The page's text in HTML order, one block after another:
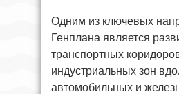
Одним из ключевых
Генплана является
транспортных
индустриальных зон
автомобильных и